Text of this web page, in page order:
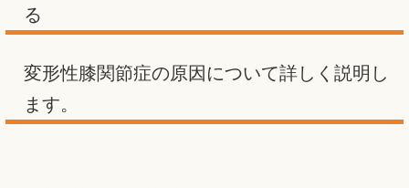
る
変形性膝関節症の原因について詳しく説明し
ます。